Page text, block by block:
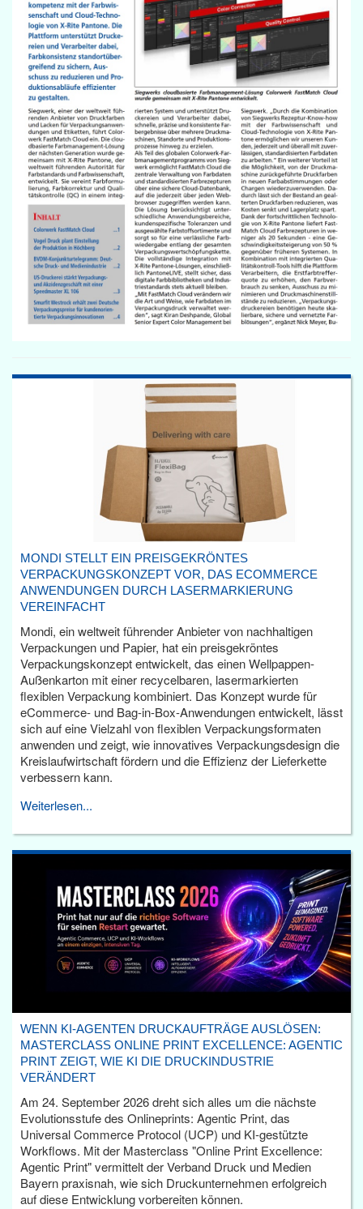
MONDI STELLT EIN PREISGEKRÖNTES
VERPACKUNGSKONZEPT VOR, DAS ECOMMERCE
ANWENDUNGEN DURCH LASERMARKIERUNG
VEREINFACHT
Mondi, ein weltweit führender Anbieter von nachhaltigen
Verpackungen und Papier, hat ein preisgekröntes
Verpackungskonzept entwickelt, das einen Wellpappen-
Außenkarton mit einer recycelbaren, lasermarkierten
flexiblen Verpackung kombiniert. Das Konzept wurde für
eCommerce- und Bag-in-Box-Anwendungen entwickelt, lässt
sich auf eine Vielzahl von flexiblen Verpackungsformaten
anwenden und zeigt, wie innovatives Verpackungsdesign die
Kreislaufwirtschaft fördern und die Effizienz der Lieferkette
verbessern kann.
Weiterlesen...
WENN KI-AGENTEN DRUCKAUFTRÄGE AUSLÖSEN:
MASTERCLASS ONLINE PRINT EXCELLENCE: AGENTIC
PRINT ZEIGT, WIE KI DIE DRUCKINDUSTRIE
VERÄNDERT
Am 24. September 2026 dreht sich alles um die nächste
Evolutionsstufe des Onlineprints: Agentic Print, das
Universal Commerce Protocol (UCP) und KI-gestützte
Workflows. Mit der Masterclass "Online Print Excellence:
Agentic Print" vermittelt der Verband Druck und Medien
Bayern praxisnah, wie sich Druckunternehmen erfolgreich
auf diese Entwicklung vorbereiten können.